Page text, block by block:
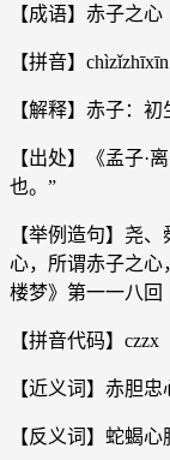
【成语】赤子之心
【拼音】chìzǐzhīxīn
【解释】赤子：
【出处】《孟子·
也。”
【举例造句】尧
心，所谓赤子之心
楼梦》第一一八回
【拼音代码】czzx
【近义词】赤胆
【反义词】蛇蝎